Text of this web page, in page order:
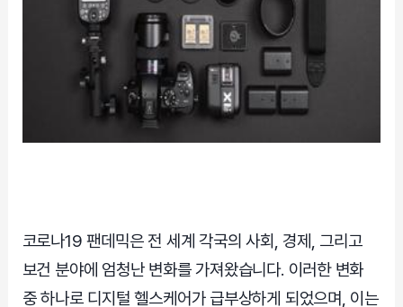
코로나19 팬데믹은 전 세계 각국의 사회, 경제, 그리고
보건 분야에 엄청난 변화를 가져왔습니다. 이러한 변화
중 하나로 디지털 헬스케어가 급부상하게 되었으며, 이는